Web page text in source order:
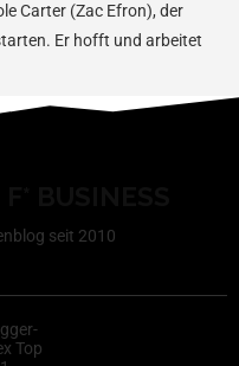
Carter (Zac Efron), der
Er hofft und arbeitet
seit 2010